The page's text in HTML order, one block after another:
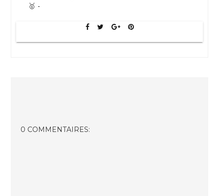
🥇 -
0 COMMENTAIRES: